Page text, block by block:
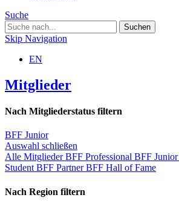
Suche
Skip Navigation
EN
Mitglieder
Nach Mitgliederstatus filtern
BFF Junior
Auswahl schließen
Alle MitgliederBFF Professional BFF Junior
Student BFF PartnerBFF Hall of Fame
Nach Region filtern